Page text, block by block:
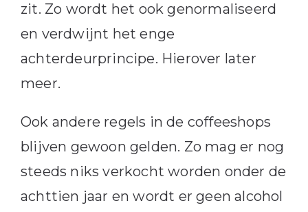
zit. Zo wordt het ook genormaliseerd
en verdwijnt het enge
achterdeurprincipe. Hierover later
meer.
Ook andere regels in de coffeeshops
blijven gewoon gelden. Zo mag er nog
steeds niks verkocht worden onder de
achttien jaar en wordt er geen alcohol